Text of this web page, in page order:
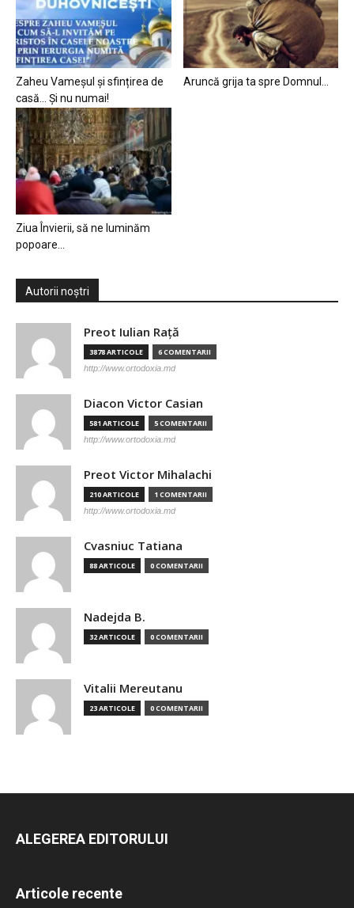
Zaheu Vameșul și sfințirea de
casă… Și nu numai!
Aruncă grija ta spre Domnul…
Ziua Învierii, să ne luminăm
popoare…
Autorii noștri
Preot Iulian Raţă
3878 ARTICOLE 6 COMENTARII
http://www.ortodoxia.md
Diacon Victor Casian
581 ARTICOLE 5 COMENTARII
http://www.ortodoxia.md
Preot Victor Mihalachi
210 ARTICOLE 1 COMENTARII
http://www.ortodoxia.md
Cvasniuc Tatiana
88 ARTICOLE 0 COMENTARII
Nadejda B.
32 ARTICOLE 0 COMENTARII
Vitalii Mereutanu
23 ARTICOLE 0 COMENTARII
ALEGEREA EDITORULUI
Articole recente